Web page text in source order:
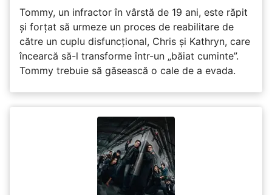
Tommy, un infractor în vârstă de 19 ani, este răpit
și forțat să urmeze un proces de reabilitare de
către un cuplu disfuncțional, Chris și Kathryn, care
încearcă să-l transforme într-un „băiat cuminte”.
Tommy trebuie să găsească o cale de a evada.